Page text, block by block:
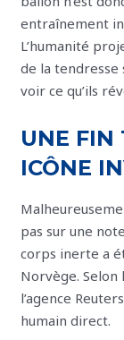
entraînement
L’humanité
de la tendresse
voir ce qu’ils
UNE FIN
ICÔNE
pas sur une
corps inerte a
Norvège.
l’agence
humain direct.